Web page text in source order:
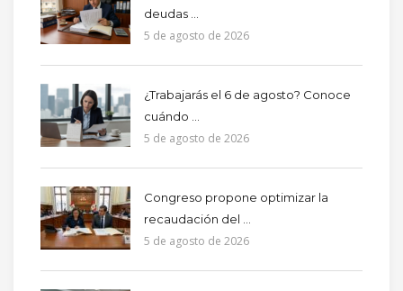
deudas ...
5 de agosto de 2026
¿Trabajarás el 6 de agosto? Conoce
cuándo ...
5 de agosto de 2026
Congreso propone optimizar la
recaudación del ...
5 de agosto de 2026